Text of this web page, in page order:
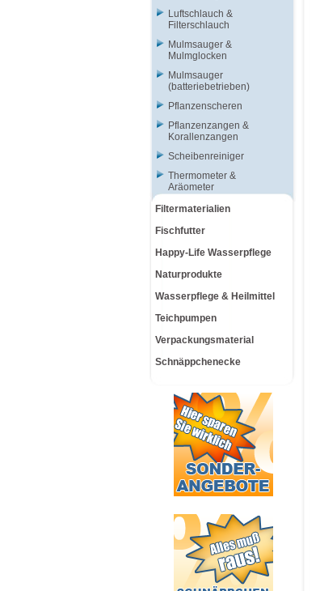
Luftschlauch &
Filterschlauch
Mulmsauger &
Mulmglocken
Mulmsauger
(batteriebetrieben)
Pflanzenscheren
Pflanzenzangen &
Korallenzangen
Scheibenreiniger
Thermometer &
Aräometer
Filtermaterialien
Fischfutter
Happy-Life Wasserpflege
Naturprodukte
Wasserpflege & Heilmittel
Teichpumpen
Verpackungsmaterial
Schnäppchenecke